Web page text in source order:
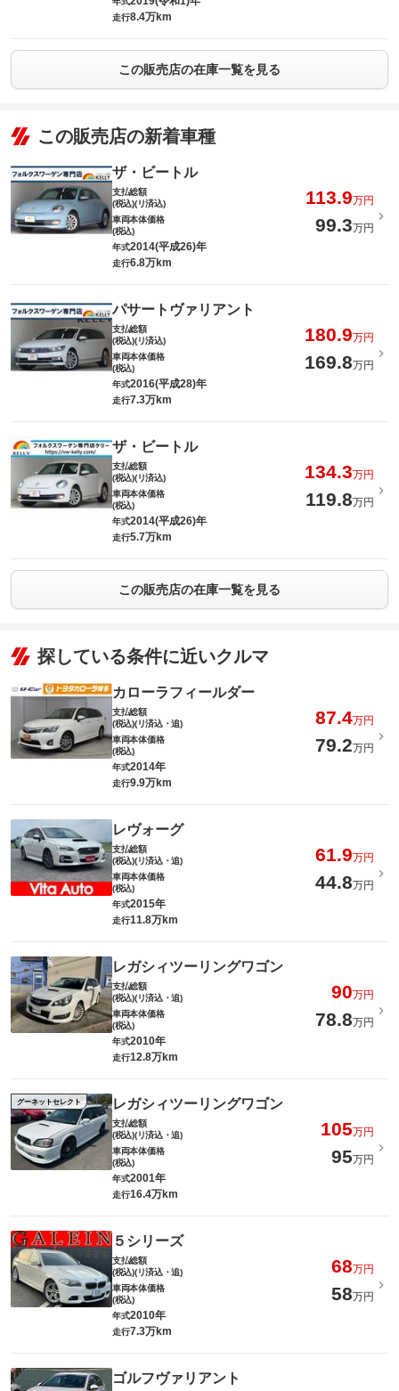
走行8.4万km
この販売店の在庫一覧を見る
この販売店の新着車種
ザ・ビートル
支払総額
(税込)(リ済込)
113.9万円
車両本体価格
(税込)
99.3万円
年式2014(平成26)年
走行6.8万km
パサートヴァリアント
支払総額
(税込)(リ済込)
180.9万円
車両本体価格
(税込)
169.8万円
年式2016(平成28)年
走行7.3万km
ザ・ビートル
支払総額
(税込)(リ済込)
134.3万円
車両本体価格
(税込)
119.8万円
年式2014(平成26)年
走行5.7万km
この販売店の在庫一覧を見る
探している条件に近いクルマ
カローラフィールダー
支払総額
(税込)(リ済込・追)
87.4万円
車両本体価格
(税込)
79.2万円
年式2014年
走行9.9万km
レヴォーグ
支払総額
(税込)(リ済込・追)
61.9万円
車両本体価格
(税込)
44.8万円
年式2015年
走行11.8万km
レガシィツーリングワゴン
支払総額
(税込)(リ済込・追)
90万円
車両本体価格
(税込)
78.8万円
年式2010年
走行12.8万km
グーネットセレクト レガシィツーリングワゴン
支払総額
(税込)(リ済込・追)
105万円
車両本体価格
(税込)
95万円
年式2001年
走行16.4万km
５シリーズ
支払総額
(税込)(リ済込・追)
68万円
車両本体価格
(税込)
58万円
年式2010年
走行7.3万km
ゴルフヴァリアント